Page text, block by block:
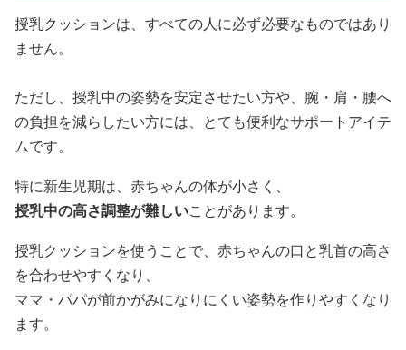
授乳クッションは、すべての人に必ず必要なものではあり
ません。
ただし、授乳中の姿勢を安定させたい方や、腕・肩・腰へ
の負担を減らしたい方には、とても便利なサポートアイテ
ムです。
特に新生児期は、赤ちゃんの体が小さく、
授乳中の高さ調整が難しいことがあります。
授乳クッションを使うことで、赤ちゃんの口と乳首の高さ
を合わせやすくなり、
ママ・パパが前かがみになりにくい姿勢を作りやすくなり
ます。